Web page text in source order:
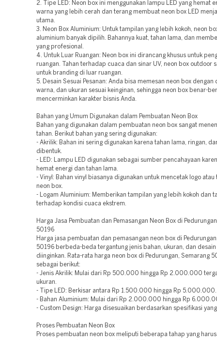
2. Tipe LED: Neon box ini menggunakan lampu LED yang hemat
warna yang lebih cerah dan terang membuat neon box LED
utama.
3. Neon Box Aluminium: Untuk tampilan yang lebih kokoh, neon
aluminium banyak dipilih. Bahannya kuat, tahan lama, dan
yang profesional.
4. Untuk Luar Ruangan: Neon box ini dirancang khusus untuk
ruangan. Tahan terhadap cuaca dan sinar UV, neon box outdoor
untuk branding di luar ruangan.
5. Desain Sesuai Pesanan: Anda bisa memesan neon box dengan
warna, dan ukuran sesuai keinginan, sehingga neon box benar-
mencerminkan karakter bisnis Anda.
Bahan yang Umum Digunakan dalam Pembuatan Neon Box
Bahan yang digunakan dalam pembuatan neon box sangat
tahan. Berikut bahan yang sering digunakan:
- Akrilik: Bahan ini sering digunakan karena tahan lama, ringan,
dibentuk.
- LED: Lampu LED digunakan sebagai sumber pencahayaan
hemat energi dan tahan lama.
- Vinyl: Bahan vinyl biasanya digunakan untuk mencetak logo atau
neon box.
- Logam Aluminium: Memberikan tampilan yang lebih kokoh dan
terhadap kondisi cuaca ekstrem.
Harga Jasa Pembuatan dan Pemasangan Neon Box di
50196
Harga jasa pembuatan dan pemasangan neon box di
50196 berbeda-beda tergantung jenis bahan, ukuran, dan desain
diinginkan. Rata-rata harga neon box di Pedurungan, Semarang
sebagai berikut:
- Jenis Akrilik: Mulai dari Rp 500.000 hingga Rp 2.000.000
ukuran.
- Tipe LED: Berkisar antara Rp 1.500.000 hingga Rp 5.000.000.
- Bahan Aluminium: Mulai dari Rp 2.000.000 hingga Rp
- Custom Design: Harga disesuaikan berdasarkan spesifikasi
Proses Pembuatan Neon Box
Proses pembuatan neon box meliputi beberapa tahap yang